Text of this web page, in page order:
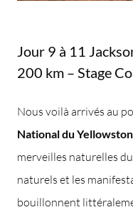
Jour 9 à 11
200 km – Stage
Nous voilà arrivés au
National du
merveilles naturelles
naturels et les
bouillonnent